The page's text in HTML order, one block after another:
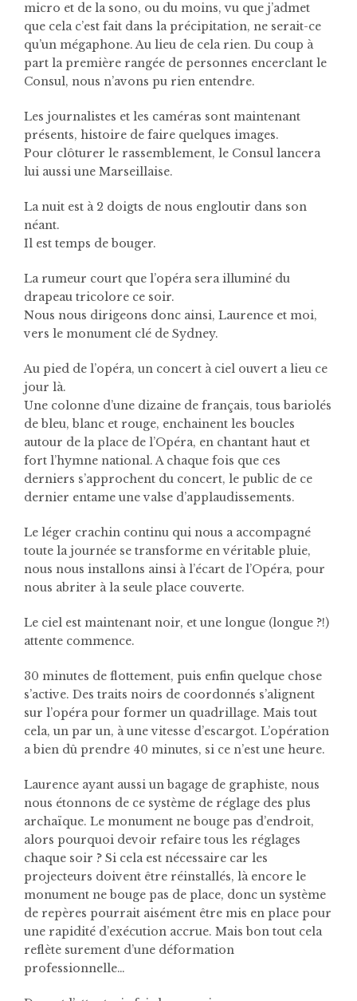
micro et de la sono, ou du moins, vu que j’admet
que cela c’est fait dans la précipitation, ne serait-ce
qu’un mégaphone. Au lieu de cela rien. Du coup à
part la première rangée de personnes encerclant le
Consul, nous n’avons pu rien entendre.
Les journalistes et les caméras sont maintenant
présents, histoire de faire quelques images.
Pour clôturer le rassemblement, le Consul lancera
lui aussi une Marseillaise.
La nuit est à 2 doigts de nous engloutir dans son
néant.
Il est temps de bouger.
La rumeur court que l’opéra sera illuminé du
drapeau tricolore ce soir.
Nous nous dirigeons donc ainsi, Laurence et moi,
vers le monument clé de Sydney.
Au pied de l’opéra, un concert à ciel ouvert a lieu ce
jour là.
Une colonne d’une dizaine de français, tous bariolés
de bleu, blanc et rouge, enchainent les boucles
autour de la place de l’Opéra, en chantant haut et
fort l’hymne national. A chaque fois que ces
derniers s’approchent du concert, le public de ce
dernier entame une valse d’applaudissements.
Le léger crachin continu qui nous a accompagné
toute la journée se transforme en véritable pluie,
nous nous installons ainsi à l’écart de l’Opéra, pour
nous abriter à la seule place couverte.
Le ciel est maintenant noir, et une longue (longue ?!)
attente commence.
30 minutes de flottement, puis enfin quelque chose
s’active. Des traits noirs de coordonnés s’alignent
sur l’opéra pour former un quadrillage. Mais tout
cela, un par un, à une vitesse d’escargot. L’opération
a bien dû prendre 40 minutes, si ce n’est une heure.
Laurence ayant aussi un bagage de graphiste, nous
nous étonnons de ce système de réglage des plus
archaïque. Le monument ne bouge pas d’endroit,
alors pourquoi devoir refaire tous les réglages
chaque soir ? Si cela est nécessaire car les
projecteurs doivent être réinstallés, là encore le
monument ne bouge pas de place, donc un système
de repères pourrait aisément être mis en place pour
une rapidité d’exécution accrue. Mais bon tout cela
reflète surement d’une déformation
professionnelle…